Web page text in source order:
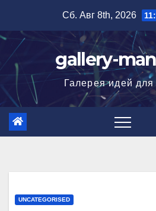
содержимому
Сб. Авг 8th, 2026
gallery-
Галерея идей для
UNCATEGORISED